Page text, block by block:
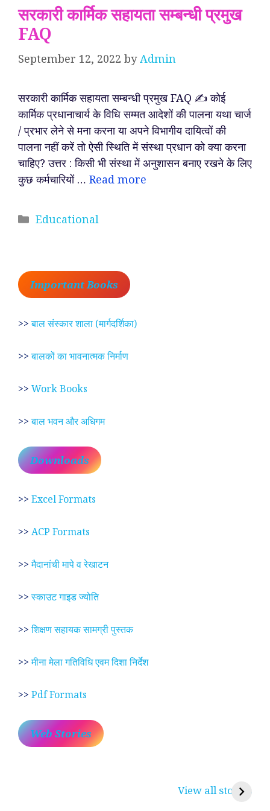
सरकारी कार्मिक सहायता सम्बन्धी प्रमुख
FAQ
September 12, 2022 byAdmin
सरकारी कार्मिक सहायता सम्बन्धी प्रमुख FAQ ✍️ कोई
कार्मिक प्रधानाचार्य के विधि सम्मत आदेशों की पालना यथा चार्ज
/ प्रभार लेने से मना करना या अपने विभागीय दायित्वों की
पालना नहीं करें तो ऐसी स्थिति में संस्था प्रधान को क्या करना
चाहिए? उत्तर : किसी भी संस्था में अनुशासन बनाए रखने के लिए
कुछ कर्मचारियों … Read more
Categories
Educational
Important Books
>>बाल संस्कार शाला (मार्गदर्शिका)
>>बालकों का भावनात्मक निर्माण
>> Work Books
>>बाल भवन और अधिगम
Downloads
>> Excel Formats
>> ACP Formats
>>मैदानांची मापे व रेखाटन
>>स्काउट गाइड ज्योति
>>शिक्षण सहायक सामग्री पुस्तक
>>मीना मेला गतिविधि एवम दिशा निर्देश
>> Pdf Formats
Web Stories
View all stories
रामसा पीर, रुणेचा रा